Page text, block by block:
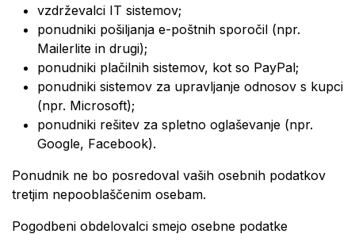
vzdrževalci IT sistemov;
ponudniki pošiljanja e-poštnih sporočil (npr.
Mailerlite in drugi);
ponudniki plačilnih sistemov, kot so PayPal;
ponudniki sistemov za upravljanje odnosov s kupci
(npr. Microsoft);
ponudniki rešitev za spletno oglaševanje (npr.
Google, Facebook).
Ponudnik ne bo posredoval vaših osebnih podatkov
tretjim nepooblaščenim osebam.
Pogodbeni obdelovalci smejo osebne podatke